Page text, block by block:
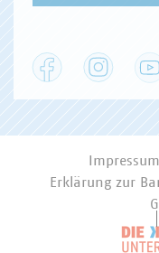
Facebook Instagram
Impressum
Erklärung zur